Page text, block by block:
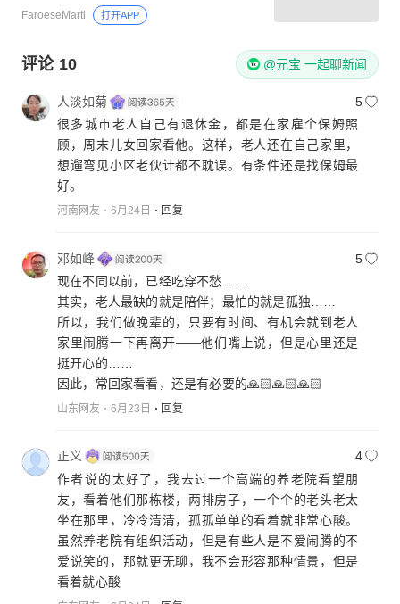
FaroeseMarti 打开APP
评论 10 @元宝 一起聊新闻
人淡如菊
5
很多城市老人自己有退休金，都是在家雇个保姆照
顾，周末儿女回家看他。这样，老人还在自己家里，
想遛弯见小区老伙计都不耽误。有条件还是找保姆最
好。
河南网友 6月24日 回复
邓如峰
5
现在不同以前，已经吃穿不愁……
其实，老人最缺的就是陪伴；最怕的就是孤独……
所以，我们做晚辈的，只要有时间、有机会就到老人
家里闹腾一下再离开——他们嘴上说，但是心里还是
挺开心的……
因此，常回家看看，还是有必要的🙏🏻🙏🏻🙏🏻
山东网友 6月23日 回复
正义
4
作者说的太好了，我去过一个高端的养老院看望朋
友，看着他们那栋楼，两排房子，一个个的老头老太
坐在那里，冷冷清清，孤孤单单的看着就非常心酸。
虽然养老院有组织活动，但是有些人是不爱闹腾的不
爱说笑的，那就更无聊，我不会形容那种情景，但是
看着就心酸